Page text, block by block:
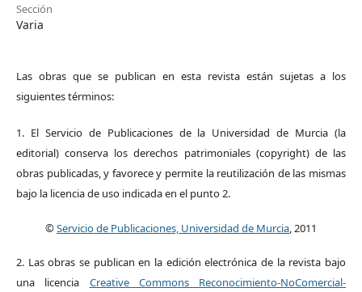
Sección
Varia
Las obras que se publican en esta revista están sujetas a los
siguientes términos:
1. El Servicio de Publicaciones de la Universidad de Murcia (la
editorial) conserva los derechos patrimoniales (copyright) de las
obras publicadas, y favorece y permite la reutilización de las mismas
bajo la licencia de uso indicada en el punto 2.
©Servicio de Publicaciones, Universidad de Murcia, 2011
2. Las obras se publican en la edición electrónica de la revista bajo
una licencia Creative Commons Reconocimiento-NoComercial-